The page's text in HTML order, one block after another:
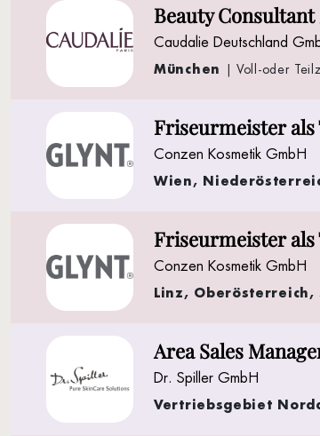
Beauty
Caudalie Deutschland
München | Voll-oder
Friseurmeister
Conzen Kosmetik GmbH
Wien,
Friseurmeister
Conzen Kosmetik GmbH
Linz, Oberösterreich,
Area Sales
Dr. Spiller GmbH
Vertriebsgebiet